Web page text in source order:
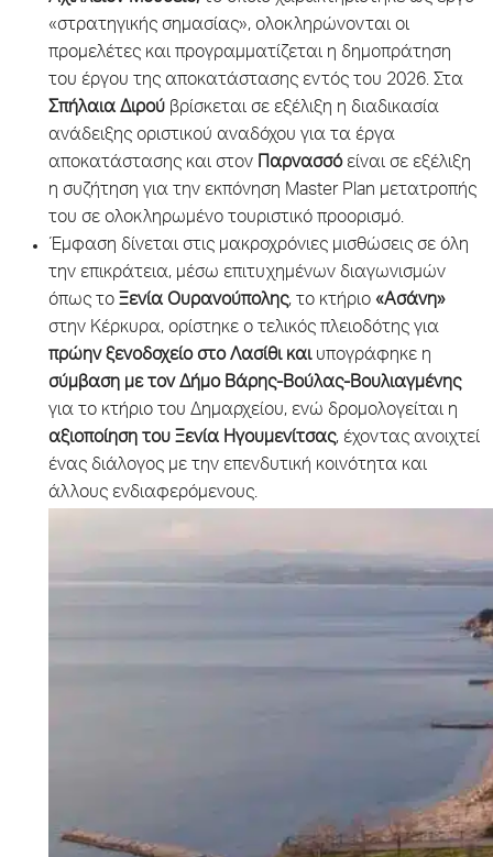
«στρατηγικής σημασίας», ολοκληρώνονται οι
προμελέτες και προγραμματίζεται η δημοπράτηση
του έργου της αποκατάστασης εντός του 2026. Στα
Σπήλαια Διρού βρίσκεται σε εξέλιξη η διαδικασία
ανάδειξης οριστικού αναδόχου για τα έργα
αποκατάστασης και στον Παρνασσόείναι σε εξέλιξη
η συζήτηση για την εκπόνηση Master Plan μετατροπής
του σε ολοκληρωμένο τουριστικό προορισμό.
Έμφαση δίνεται στις μακροχρόνιες μισθώσεις σε όλη
την επικράτεια, μέσω επιτυχημένων διαγωνισμών
όπως το Ξενία Ουρανούπολης, το κτήριο «Ασάνη»
στην Κέρκυρα, ορίστηκε ο τελικός πλειοδότης για
πρώην ξενοδοχείο στο Λασίθι καιυπογράφηκε η
σύμβαση με τον Δήμο Βάρης-Βούλας-Βουλιαγμένης
για το κτήριο του Δημαρχείου, ενώ δρομολογείται η
αξιοποίηση του Ξενία Ηγουμενίτσας, έχοντας ανοιχτεί
ένας διάλογος με την επενδυτική κοινότητα και
άλλους ενδιαφερόμενους.